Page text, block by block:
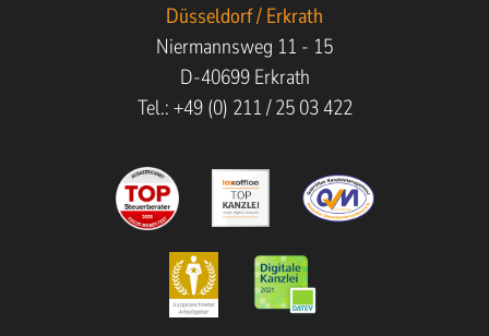
Düsseldorf / Erkrath
Niermannsweg 11 - 15
D-40699 Erkrath
Tel.: +49 (0) 211 / 25 03 422